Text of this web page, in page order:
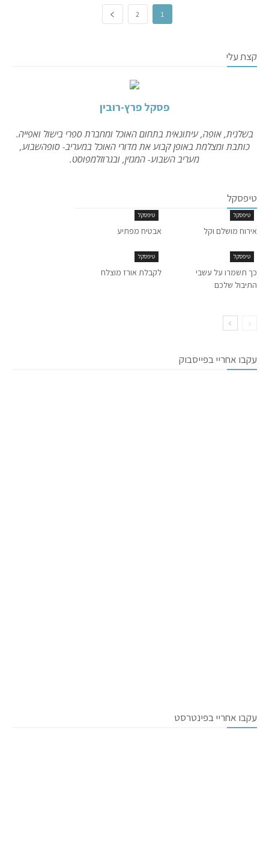
1
2
קצת עלי
פסקל פרץ-רובין
בשלנית, אופה, עיתונאית בתחום האוכל ומחברת ספרי בישול ואפייה.
כותבת ומצלמת באופן קבוע את מדורי האוכל במעריב- סופהשבוע,
מעריב השבוע- המגזין, ובגרוזלמפוסט.
טיפסקל
טיפסקל
אירוח מושלם וקל
טיפסקל
אבטיח מפתיע
טיפסקל
כך תשמרו על עשבי
התיבול שלכם
טיפסקל
לקבלת אורז מוצלח
עקבו אחריי בפייסבוק
עקבו אחריי בפינטרסט